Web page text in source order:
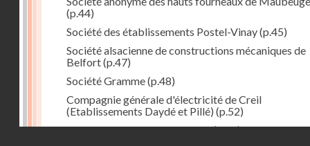
(p.44)
Société des établissements Postel-Vinay(p.45)
Société alsacienne de constructions mécaniques de
Belfort(p.47)
Société Gramme(p.48)
Compagnie générale d'électricité de Creil
(Etablissements Daydé et Pillé) (p.52)
Compagnie générale de Nancy(p.52)